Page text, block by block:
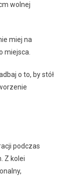
wolnej
miej na
miejsca.
o to, by stół
podczas
Z kolei